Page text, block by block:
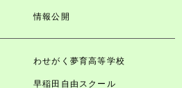
情報公開
わせがく夢育高等学校
早稲田自由スクール